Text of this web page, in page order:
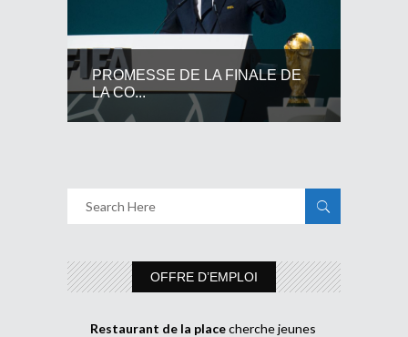
PROMESSE DE LA FINALE DE
LA CO...
OFFRE D’EMPLOI
Restaurant de la placecherche jeunes